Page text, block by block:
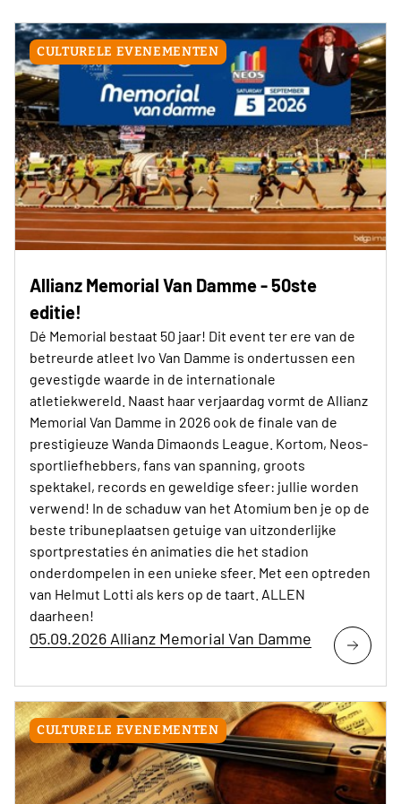
CULTURELE EVENEMENTEN
Allianz Memorial Van Damme - 50ste
editie!
Dé Memorial bestaat 50 jaar! Dit event ter ere van de
betreurde atleet Ivo Van Damme is ondertussen een
gevestigde waarde in de internationale
atletiekwereld. Naast haar verjaardag vormt de Allianz
Memorial Van Damme in 2026 ook de finale van de
prestigieuze Wanda Dimaonds League. Kortom, Neos-
sportliefhebbers, fans van spanning, groots
spektakel, records en geweldige sfeer: jullie worden
verwend! In de schaduw van het Atomium ben je op de
beste tribuneplaatsen getuige van uitzonderlijke
sportprestaties én animaties die het stadion
onderdompelen in een unieke sfeer. Met een optreden
van Helmut Lotti als kers op de taart. ALLEN
daarheen!
05.09.2026 Allianz Memorial Van Damme
CULTURELE EVENEMENTEN